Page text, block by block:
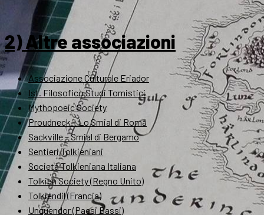
2) Altre associazioni
Associazione Culturale Eriador
Ist. Filosofico Studi Tomistici
Mythopoeic Society
Proudneck – Lo Smial di Roma
Sackville – Smial di Bergamo
Sentieri Tolkieniani
Società Tolkieniana Italiana
Tolkien Society (Regno Unito)
Tolkiendil (Francia)
Unquendor (Paesi Bassi)